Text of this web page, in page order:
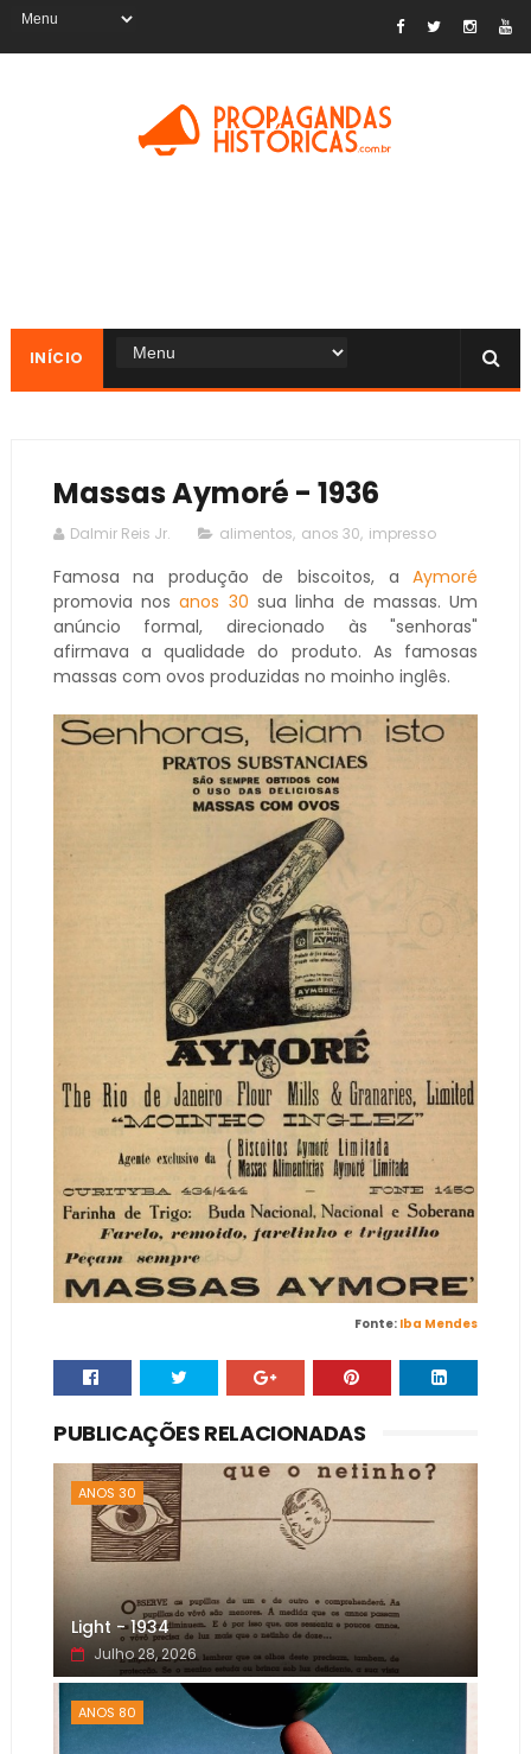
INÍCIO
Massas Aymoré - 1936
Dalmir Reis Jr. alimentos, anos 30, impresso
Famosa na produção de biscoitos, aAymoré
promovia nosanos 30 sua linha de massas. Um
anúncio formal, direcionado às "senhoras"
afirmava a qualidade do produto. As famosas
massas com ovos produzidas no moinho inglês.
Fonte: Iba Mendes
PUBLICAÇÕES RELACIONADAS
ANOS 30
Light - 1934
Julho 28, 2026
ANOS 80